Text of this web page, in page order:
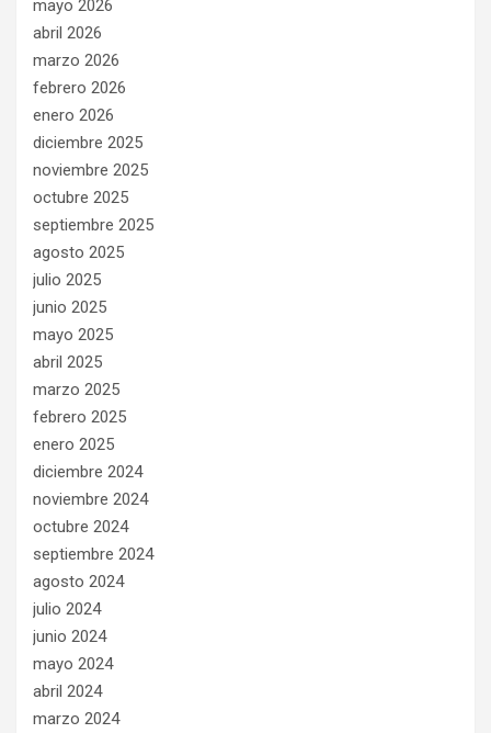
mayo 2026
abril 2026
marzo 2026
febrero 2026
enero 2026
diciembre 2025
noviembre 2025
octubre 2025
septiembre 2025
agosto 2025
julio 2025
junio 2025
mayo 2025
abril 2025
marzo 2025
febrero 2025
enero 2025
diciembre 2024
noviembre 2024
octubre 2024
septiembre 2024
agosto 2024
julio 2024
junio 2024
mayo 2024
abril 2024
marzo 2024